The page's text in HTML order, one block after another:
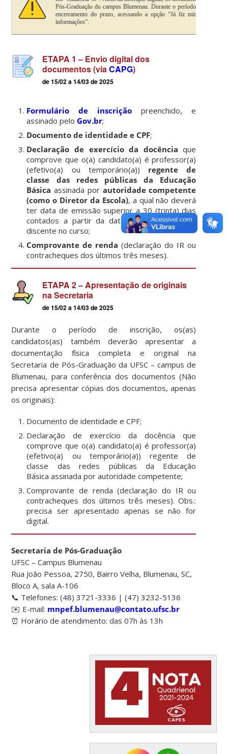
Pós-Graduação do campus Blumenau. Durante o período de
encerramento do prazo, acessando a opção “Já fiz minha
informações”.
ETAPA 1 – Envio digital dos
documentos (viaCAPG)
de 15/02 a 14/03 de 2025
Formulário de inscrição
preenchido, e
assinado peloGov.br;
Documento de identidade e CPF;
Declaração de exercício da docência que
comprove que o(a) candidato(a) é professor(a)
(efetivo(a) ou temporário(a)) regente de
classe
das redes públicas da Educação
Básica assinada por autoridade competente
(como o Diretor da Escola), a qual não deverá
ter data de emissão superior a 30 (trinta) dias
contados a partir da data da matrícula do(a)
discente no curso;
Comprovante de renda (declaração do IR ou
contracheques dos últimos três meses).
ETAPA 2 – Apresentação de originais
na Secretaria
de 15/02 a 14/03 de 2025
Durante o período de inscrição, os(as)
candidatos(as) também deverão apresentar a
documentação física completa e original na
Secretaria de Pós-Graduação da UFSC – campus de
Blumenau, para conferência dos documentos (Não
precisa apresentar cópias dos documentos, apenas
os originais):
Documento de identidade e CPF;
Declaração de exercício da docência que
comprove que o(a) candidato(a) é professor(a)
(efetivo(a) ou temporário(a)) regente de
classe das redes públicas da Educação
Básica assinada por autoridade competente;
Comprovante de renda (declaração do IR ou
contracheques dos últimos três meses). Obs.:
precisa ser apresentado apenas se não for
digital.
Secretaria de Pós-Graduação
UFSC – Campus Blumenau
Rua João Pessoa, 2750, Bairro Velha, Blumenau, SC,
Bloco A, sala A-106
📞 Telefones: (48) 3721-3336 | (47) 3232-5136
✉️ E-mail: mnpef.blumenau@contato.ufsc.br
⏰ Horário de atendimento: das 07h às 13h